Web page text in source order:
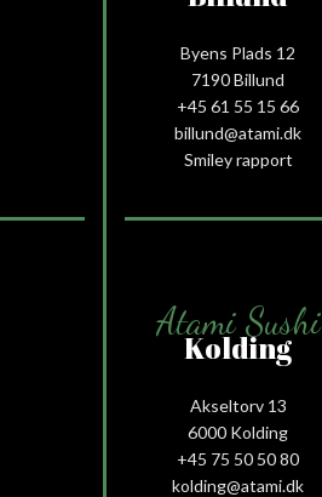
Byens Plads 12
7190 Billund
+45 61 55 15 66‬
billund@atami.dk
Smiley rapport
Atami Sushi
Kolding
Akseltorv 13
6000 Kolding
+45 75 50 50 80
kolding@atami.dk